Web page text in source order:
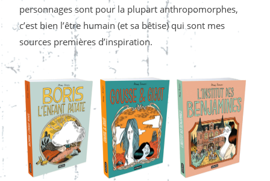
personnages sont pour la plupart anthropomorphes,
c’est bien l’être humain (et sa bêtise) qui sont mes
sources premières d’inspiration.